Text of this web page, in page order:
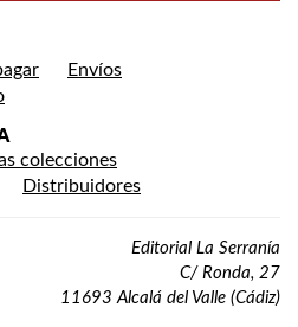
Envíos
colecciones
Distribuidores
Editorial La Serranía
C/ Ronda, 27
11693 Alcalá del Valle (Cádiz)